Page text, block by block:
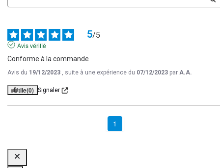
5/5
Avis vérifié
Conforme à la commande
Avis du 19/12/2023 , suite à une expérience du 07/12/2023 par A.A.
Utile(0) Signaler
1